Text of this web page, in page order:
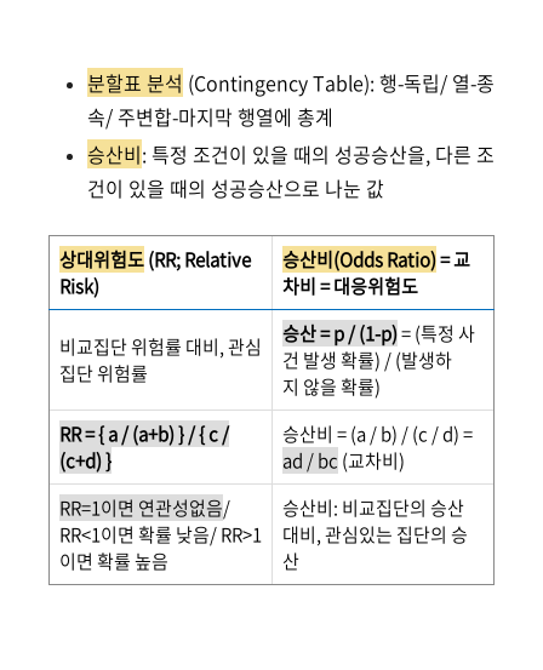
분할표 분석 (Contingency Table): 행-독립/ 열-종
속/ 주변합-마지막 행열에 총계
승산비: 특정 조건이 있을 때의 성공승산을, 다른 조
건이 있을 때의 성공승산으로 나눈 값
상대위험도(RR; Relative
Risk)
승산비(Odds Ratio)= 교
차비 = 대응위험도
비교집단 위험률 대비, 관심
집단 위험률
승산 = p / (1-p)= (특정 사
건 발생 확률) / (발생하
지 않을 확률)
RR = { a / (a+b) } / { c /
(c+d) }
승산비 = (a / b) / (c / d) =
ad / bc (교차비)
RR=1이면 연관성없음/
RR<1이면 확률 낮음/ RR>1
이면 확률 높음
승산비: 비교집단의 승산
대비, 관심있는 집단의 승
산